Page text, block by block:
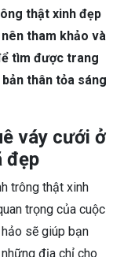
thật xinh đẹp
tham khảo và
tìm được trang
thân tỏa sáng
váy cưới ở
đẹp
trông thật xinh
trọng của cuộc
sẽ giúp bạn
địa chỉ cho